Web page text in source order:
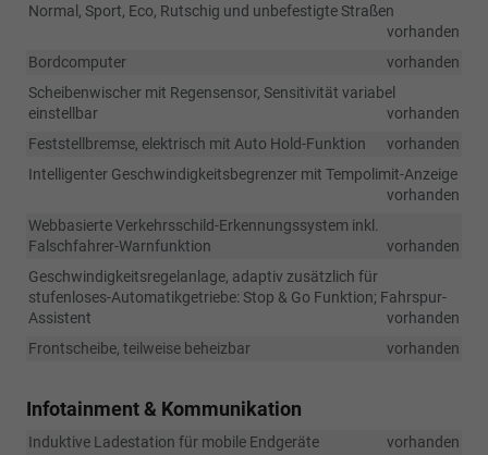
Normal, Sport, Eco, Rutschig und unbefestigte Straßen
vorhanden
Bordcomputer
vorhanden
Scheibenwischer mit Regensensor, Sensitivität variabel
einstellbar
vorhanden
Feststellbremse, elektrisch mit Auto Hold-Funktion
vorhanden
Intelligenter Geschwindigkeitsbegrenzer mit Tempolimit-Anzeige
vorhanden
Webbasierte Verkehrsschild-Erkennungssystem inkl.
Falschfahrer-Warnfunktion
vorhanden
Geschwindigkeitsregelanlage, adaptiv zusätzlich für
stufenloses-Automatikgetriebe: Stop & Go Funktion; Fahrspur-
Assistent
vorhanden
Frontscheibe, teilweise beheizbar
vorhanden
Infotainment & Kommunikation
Induktive Ladestation für mobile Endgeräte
vorhanden